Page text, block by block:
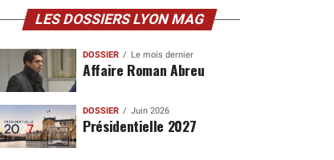
LES DOSSIERS LYON MAG
DOSSIER Le mois dernier
Affaire Roman Abreu
DOSSIER Juin 2026
Présidentielle 2027